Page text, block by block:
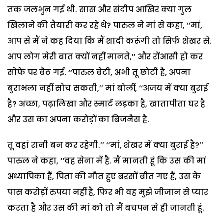
तक जलभुन गई थी. सास और संदीप आखिर क्या गुल
खिलाने की तैयारी कर रहे थे? पारुल ने मां से कहा, ‘‘मां,
आप से मैं ने कह दिया कि मैं शादी करूंगी तो सिर्फ शेखर से.
आप लोग मेरी बात क्यों नहीं मानते,’’ और रोंआसी हो कर
सोफे पर बैठ गई. ‘‘पारुल बेटी, अभी तू छोटी है, अपना
बुराभला नहीं सोच सकती,’’ मां बोलीं, ‘‘अजय में क्या बुराई
है? अच्छा, पढ़ालिखा और स्मार्ट लड़का है, खातापीता घर है
और उस का अपना करोड़ों का बिजनैस है.
तू वहां रानी बन कर रहेगी.’’ ‘‘मां, शेखर में क्या बुराई है?’’
पारुल ने कहा, ‘‘वह सेना में है. मैं मानती हूं कि उस की मां
अध्यापिका हैं, पिता की मौत हुए बरसों बीत गए हैं, उस के
पास करोड़ों रुपया नहीं है, फिर भी वह मुझे जीजान से प्यार
करता है और उस की मां को तो मैं बचपन से ही जानती हूं.